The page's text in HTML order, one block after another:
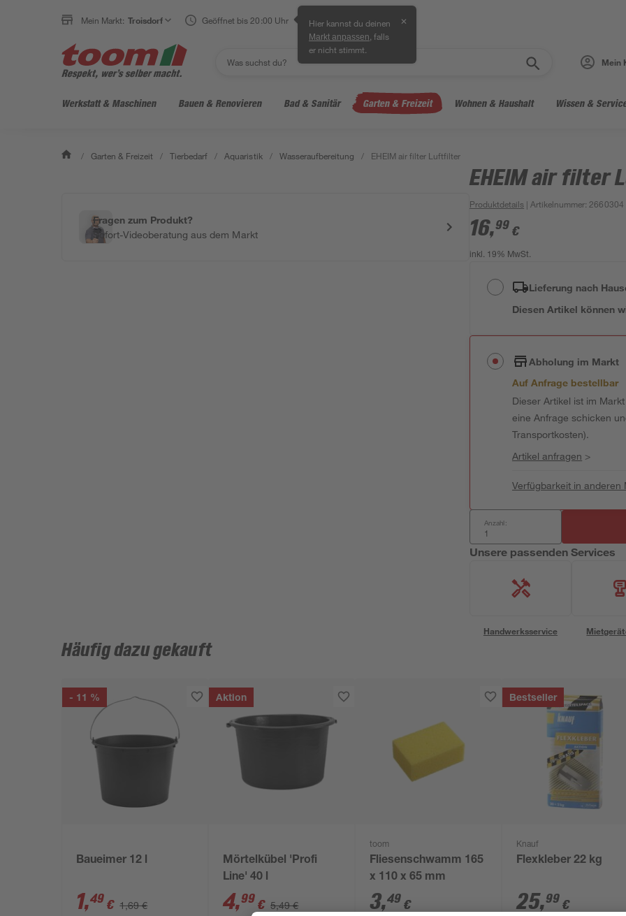
Mein Markt: Troisdorf Geöffnet bis 20:00 Uhr Hier kannst du deinen
Markt anpassen , falls
er nicht stimmt.
✕
Mein
Werkstatt & Maschinen Bauen & Renovieren Bad & Sanitär Garten & Freizeit Wohnen & Haushalt Wissen &
/ Garten & Freizeit / Tierbedarf / Aquaristik / Wasseraufbereitung / EHEIM air filter Luftfilter
Fragen zum Produkt?
Sofort-Videoberatung aus dem Markt
EHEIM air filter
Produktdetails | Artikelnummer: 2660304
16,99 €
inkl. 19% MwSt.
Lieferung nach
Diesen Artikel können
Abholung im Markt
Auf Anfrage bestellbar
Dieser Artikel ist im
eine Anfrage schicken
Transportkosten).
Artikel anfragen >
Verfügbarkeit in anderen
Anzahl:
Unsere passenden Services
Handwerksservice
Häufig dazu gekauft
- 11 %
Baueimer 12 l
1,49 € 1,69 €
Aktion
Mörtelkübel 'Profi
Line' 40 l
4,99 € 5,49 €
toom
Fliesenschwamm 165
x 110 x 65 mm
3,49 €
Bestseller
Knauf
Flexkleber 22 kg
25,99 €